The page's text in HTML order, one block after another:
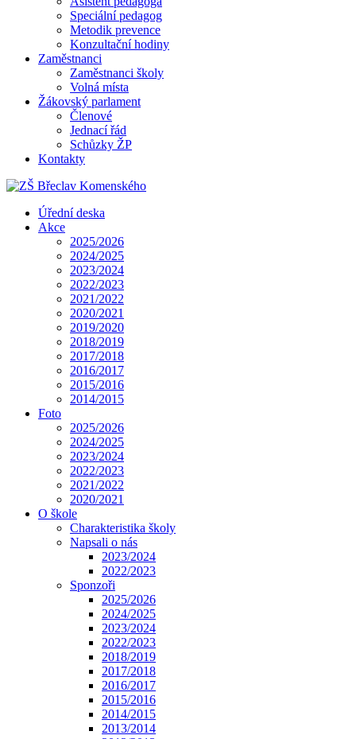
Speciální pedagog
Metodik prevence
Konzultační hodiny
Zaměstnanci
Zaměstnanci školy
Volná místa
Žákovský parlament
Členové
Jednací řád
Schůzky ŽP
Kontakty
Úřední deska
Akce
2025/2026
2024/2025
2023/2024
2022/2023
2021/2022
2020/2021
2019/2020
2018/2019
2017/2018
2016/2017
2015/2016
2014/2015
Foto
2025/2026
2024/2025
2023/2024
2022/2023
2021/2022
2020/2021
O škole
Charakteristika školy
Napsali o nás
2023/2024
2022/2023
Sponzoři
2025/2026
2024/2025
2023/2024
2022/2023
2018/2019
2017/2018
2016/2017
2015/2016
2014/2015
2013/2014